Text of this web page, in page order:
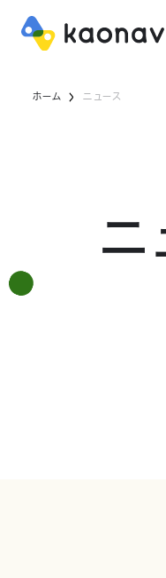
ホーム ニュース